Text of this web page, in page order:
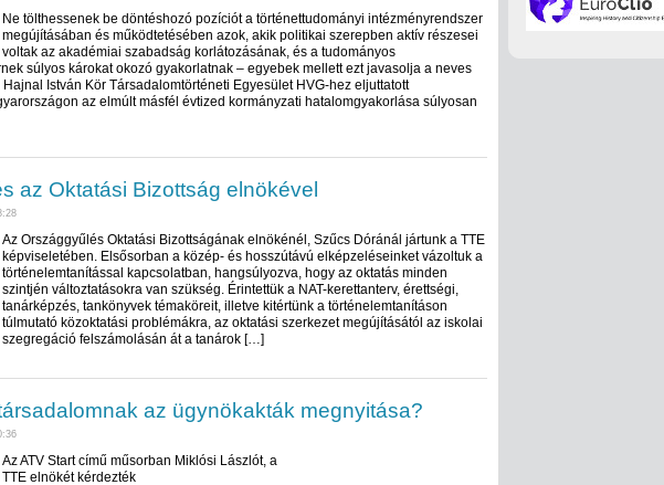
Ne tölthessenek be döntéshozó pozíciót a történettudományi intézményrendszer
megújításában és működtetésében azok, akik politikai szerepben aktív részesei
voltak az akadémiai szabadság korlátozásának, és a tudományos
súlyos károkat okozó gyakorlatnak – egyebek mellett ezt javasolja a neves
István Kör Társadalomtörténeti Egyesület HVG-hez eljuttatott
az elmúlt másfél évtized kormányzati hatalomgyakorlása súlyosan
az Oktatási Bizottság elnökével
Az Országgyűlés Oktatási Bizottságának elnökénél, Szűcs Dóránál jártunk a TTE
képviseletében. Elsősorban a közép- és hosszútávú elképzeléseinket vázoltuk a
történelemtanítással kapcsolatban, hangsúlyozva, hogy az oktatás minden
szintjén változtatásokra van szükség. Érintettük a NAT-kerettanterv, érettségi,
tanárképzés, tankönyvek témaköreit, illetve kitértünk a történelemtanításon
túlmutató közoktatási problémákra, az oktatási szerkezet megújításától az iskolai
szegregáció felszámolásán át a tanárok […]
az ügynökakták megnyitása?
Az ATV Start című műsorban Miklósi Lászlót, a
TTE elnökét kérdezték